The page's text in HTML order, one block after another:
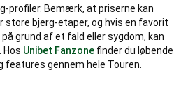
profiler. Bemærk, at priserne kan
bjerg-etaper, og hvis en favorit
grund af et fald eller sygdom, kan
Hos Unibet Fanzone finder du løbende
gennem hele Touren.